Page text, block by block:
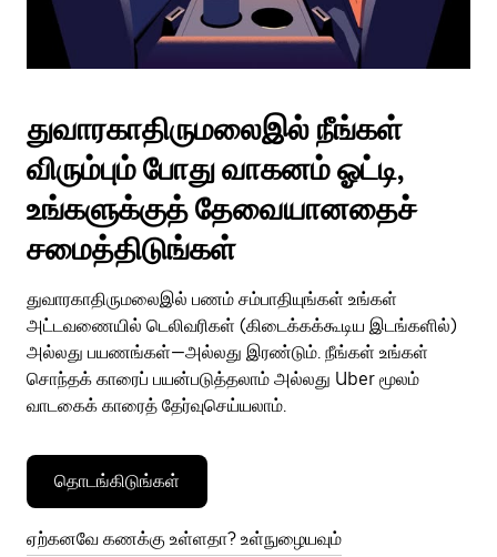
துவாரகாதிருமலைஇல் நீங்கள்
விரும்பும் போது வாகனம் ஓட்டி,
உங்களுக்குத் தேவையானதைச்
சமைத்திடுங்கள்
துவாரகாதிருமலைஇல் பணம் சம்பாதியுங்கள் உங்கள்
அட்டவணையில் டெலிவரிகள் (கிடைக்கக்கூடிய இடங்களில்)
அல்லது பயணங்கள்—அல்லது இரண்டும். நீங்கள் உங்கள்
சொந்தக் காரைப் பயன்படுத்தலாம் அல்லது Uber மூலம்
வாடகைக் காரைத் தேர்வுசெய்யலாம்.
தொடங்கிடுங்கள்
ஏற்கனவே கணக்கு உள்ளதா? உள்நுழையவும்